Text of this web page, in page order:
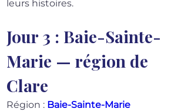
leurs histoires.
Jour 3 : Baie-Sainte-
Marie — région de
Clare
Région : Baie-Sainte-Marie